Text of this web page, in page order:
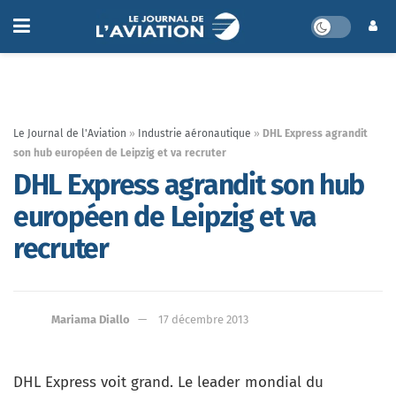
Le Journal de l'Aviation » Industrie aéronautique » DHL Express agrandit
son hub européen de Leipzig et va recruter
DHL Express agrandit son hub
européen de Leipzig et va
recruter
Mariama Diallo 17 décembre 2013
DHL Express voit grand. Le leader mondial du